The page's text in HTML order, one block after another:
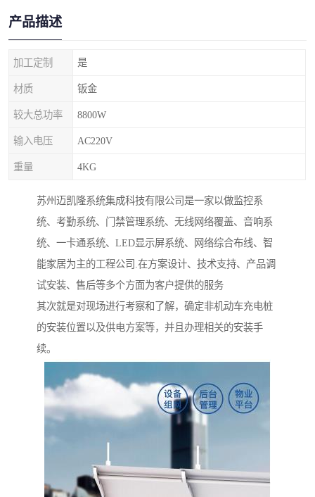
产品描述
加工定制 是
材质 钣金
较大总功率 8800W
输入电压 AC220V
重量 4KG
苏州迈凯隆系统集成科技有限公司是一家以做监控系
统、考勤系统、门禁管理系统、无线网络覆盖、音响系
统、一卡通系统、LED显示屏系统、网络综合布线、智
能家居为主的工程公司.在方案设计、技术支持、产品调
试安装、售后等多个方面为客户提供的服务
其次就是对现场进行考察和了解，确定非机动车充电桩
的安装位置以及供电方案等，并且办理相关的安装手
续。